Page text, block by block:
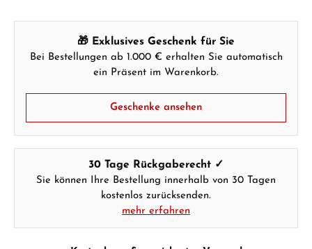
🎁 Exklusives Geschenk für Sie
Bei Bestellungen ab 1.000 € erhalten Sie automatisch
ein Präsent im Warenkorb.
Geschenke ansehen
30 Tage Rückgaberecht ✓
Sie können Ihre Bestellung innerhalb von 30 Tagen
kostenlos zurücksenden.
mehr erfahren